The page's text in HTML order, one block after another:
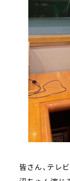
皆さん、テレ